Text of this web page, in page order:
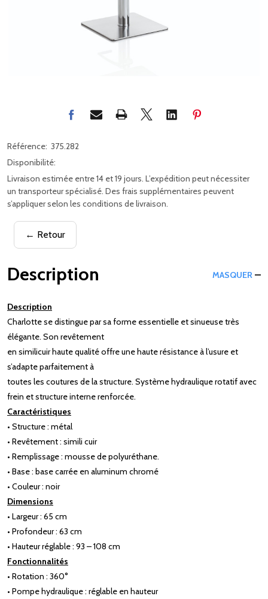
Référence: 375.282
Disponibilité:
Livraison estimée entre 14 et 19 jours. L’expédition peut nécessiter
un transporteur spécialisé. Des frais supplémentaires peuvent
s’appliquer selon les conditions de livraison.
← Retour
Description MASQUER
Description
Charlotte se distingue par sa forme essentielle et sinueuse très
élégante. Son revêtement
en similicuir haute qualité offre une haute résistance à l’usure et
s’adapte parfaitement à
toutes les coutures de la structure. Système hydraulique rotatif avec
frein et structure interne renforcée.
Caractéristiques
• Structure : métal
• Revêtement : simili cuir
• Remplissage : mousse de polyuréthane.
• Base : base carrée en aluminum chromé
• Couleur : noir
Dimensions
• Largeur : 65 cm
• Profondeur : 63 cm
• Hauteur réglable : 93 – 108 cm
Fonctionnalités
• Rotation : 360°
• Pompe hydraulique : réglable en hauteur